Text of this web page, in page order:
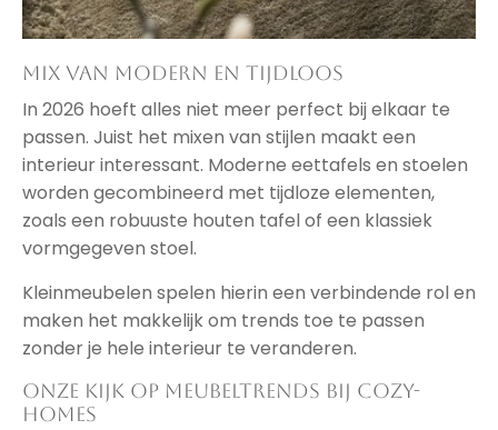
Mix van modern en tijdloos
In 2026 hoeft alles niet meer perfect bij elkaar te
passen. Juist het mixen van stijlen maakt een
interieur interessant. Moderne eettafels en stoelen
worden gecombineerd met tijdloze elementen,
zoals een robuuste houten tafel of een klassiek
vormgegeven stoel.
Kleinmeubelen spelen hierin een verbindende rol en
maken het makkelijk om trends toe te passen
zonder je hele interieur te veranderen.
Onze kijk op meubeltrends bij Cozy-
Homes